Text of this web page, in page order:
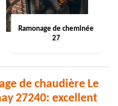
Ramonage de cheminée
27
de chaudière Le
27240: excellent